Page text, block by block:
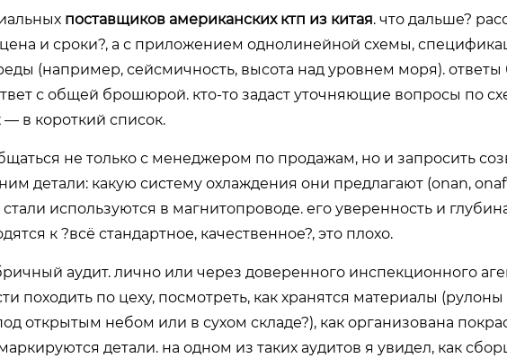
поставщиков американских ктп из китая. что дальше?
и сроки?, а с приложением однолинейной схемы,
(например, сейсмичность, высота над уровнем моря). ответы
с общей брошюрой. кто-то задаст уточняющие вопросы по
в короткий список.
не только с менеджером по продажам, но и запросить
детали: какую систему охлаждения они предлагают (onan,
используются в магнитопроводе. его уверенность и
к ?всё стандартное, качественное?, это плохо.
аудит. лично или через доверенного инспекционного
походить по цеху, посмотреть, как хранятся материалы (рулоны
открытым небом или в сухом складе?), как организована
детали. на одном из таких аудитов я увидел, как